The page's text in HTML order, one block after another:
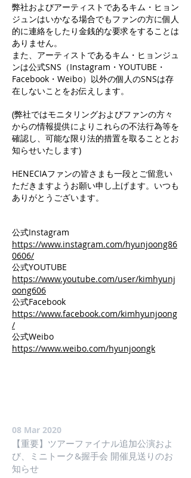
弊社およびアーティストであるキム・ヒョン
ジュンはいかなる場合でもファンの方に個人
的に連絡をしたり金銭的な要求をすることは
ありません。
また、アーティストであるキム・ヒョンジュ
ンは公式SNS（Instagram・YOUTUBE・
Facebook・Weibo）以外の個人のSNSは存
在しないことをお伝えします。
(弊社ではモニタリングおよびファンの方々
からの情報提供によりこれらの不法行為等を
確認し、可能な限り法的措置を取ることとお
知らせいたします)
HENECIAファンの皆さまも一段とご留意い
ただきますようお願い申し上げます。いつも
ありがとうございます。
公式Instagram
https://www.instagram.com/hyunjoong86
0606/
公式YOUTUBE
https://www.youtube.com/user/kimhyunj
oong606
公式Facebook
https://www.facebook.com/kimhyunjoong
/
公式Weibo
https://www.weibo.com/hyunjoongk
08 Mar 2020
【重要】ツアーファイナル追加公演およ
び、ミニトーク&握手会 開催見送りのお
知らせ